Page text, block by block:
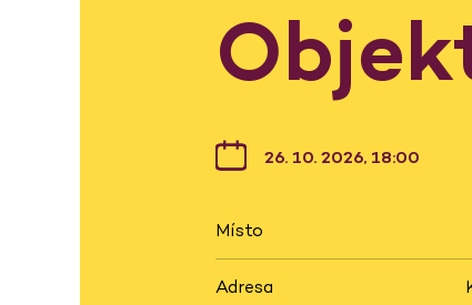
26. 10. 2026, 18:00
Místo
Adresa